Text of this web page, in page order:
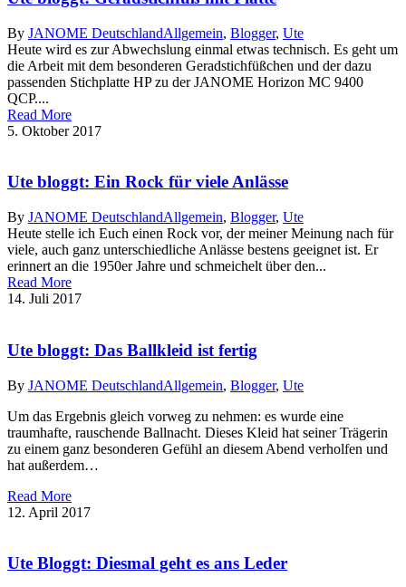
By JANOME DeutschlandAllgemein, Blogger, Ute
Heute wird es zur Abwechslung einmal etwas technisch. Es geht um
die Arbeit mit dem besonderen Geradstichfüßchen und der dazu
passenden Stichplatte HP zu der JANOME Horizon MC 9400
QCP....
Read More
5. Oktober 2017
Ute bloggt: Ein Rock für viele Anlässe
By JANOME DeutschlandAllgemein, Blogger, Ute
Heute stelle ich Euch einen Rock vor, der meiner Meinung nach für
viele, auch ganz unterschiedliche Anlässe bestens geeignet ist. Er
erinnert an die 1950er Jahre und schmeichelt über den...
Read More
14. Juli 2017
Ute bloggt: Das Ballkleid ist fertig
By JANOME DeutschlandAllgemein, Blogger, Ute
Um das Ergebnis gleich vorweg zu nehmen: es wurde eine
traumhafte, rauschende Ballnacht. Dieses Kleid hat seiner Trägerin
zu einem ganz besonderen Gefühl an diesem Abend verholfen und
hat außerdem…
Read More
12. April 2017
Ute Bloggt: Diesmal geht es ans Leder